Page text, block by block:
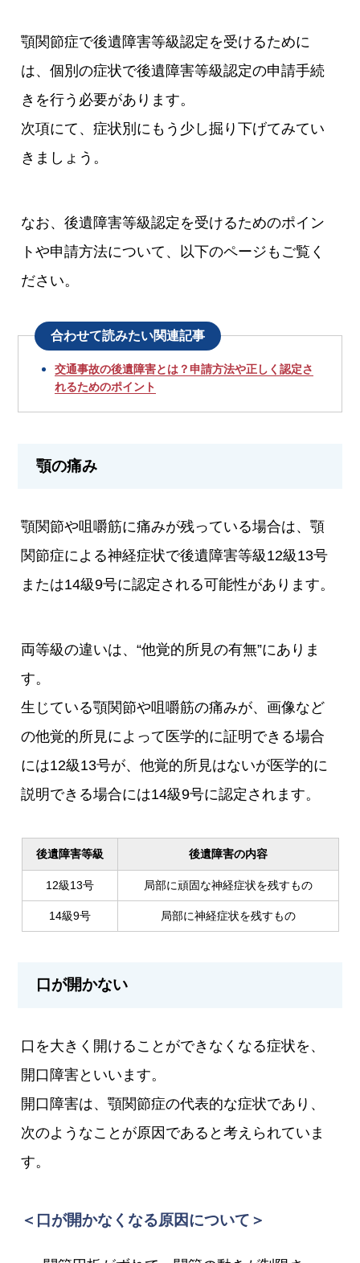
顎関節症で後遺障害等級認定を受けるために
は、個別の症状で後遺障害等級認定の申請手続
きを行う必要があります。
次項にて、症状別にもう少し掘り下げてみてい
きましょう。
なお、後遺障害等級認定を受けるためのポイン
トや申請方法について、以下のページもご覧く
ださい。
合わせて読みたい関連記事
交通事故の後遺障害とは？申請方法や正しく認定さ
れるためのポイント
顎の痛み
顎関節や咀嚼筋に痛みが残っている場合は、顎
関節症による神経症状で後遺障害等級12級13号
または14級9号に認定される可能性があります。
両等級の違いは、“他覚的所見の有無”にありま
す。
生じている顎関節や咀嚼筋の痛みが、画像など
の他覚的所見によって医学的に証明できる場合
には12級13号が、他覚的所見はないが医学的に
説明できる場合には14級9号に認定されます。
後遺障害等級 後遺障害の内容
12級13号 局部に頑固な神経症状を残すもの
14級9号 局部に神経症状を残すもの
口が開かない
口を大きく開けることができなくなる症状を、
開口障害といいます。
開口障害は、顎関節症の代表的な症状であり、
次のようなことが原因であると考えられていま
す。
＜口が開かなくなる原因について＞